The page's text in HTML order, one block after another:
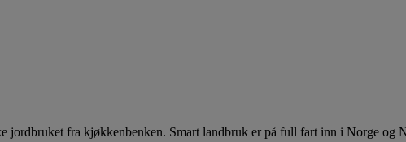
jordbruket fra kjøkkenbenken. Smart landbruk er på full fart inn i Norge og